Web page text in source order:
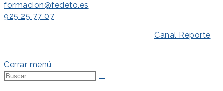
formacion@fedeto.es
925 25 77 07
Canal Reporte
Cerrar menú